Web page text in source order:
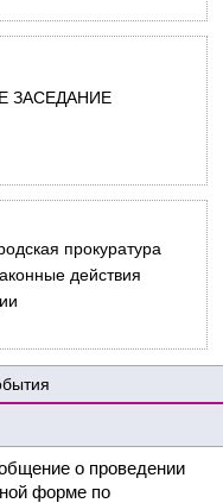
ЗАСЕДАНИЕ
прокуратура
действия
о проведении
форме по